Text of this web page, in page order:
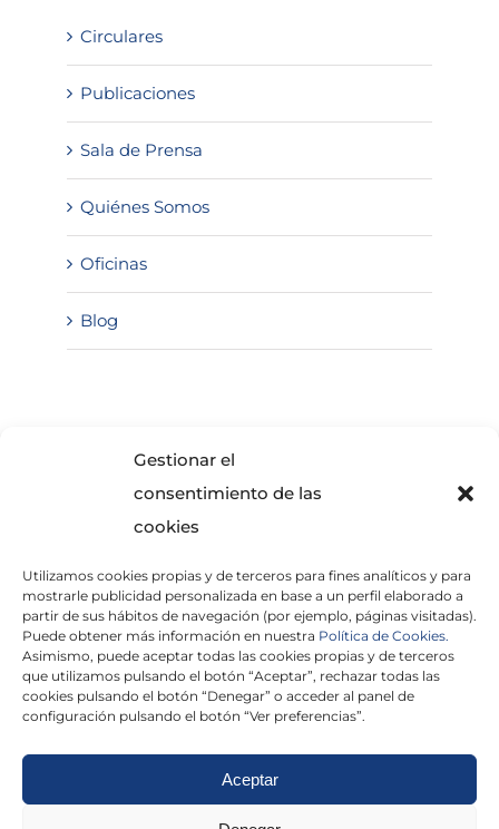
Gestionar el
consentimiento de las
cookies
Utilizamos cookies propias y de terceros para fines analíticos y para
mostrarle publicidad personalizada en base a un perfil elaborado a
partir de sus hábitos de navegación (por ejemplo, páginas visitadas).
Puede obtener más información en nuestra Política de Cookies.
Asimismo, puede aceptar todas las cookies propias y de terceros
que utilizamos pulsando el botón “Aceptar”, rechazar todas las
cookies pulsando el botón “Denegar” o acceder al panel de
configuración pulsando el botón “Ver preferencias”.
Aceptar
Circulares
Publicaciones
Sala de Prensa
Quiénes Somos
Oficinas
Blog
He leído y acepto laPolítica de Privacidad
Politica de cookies|Aviso Legal